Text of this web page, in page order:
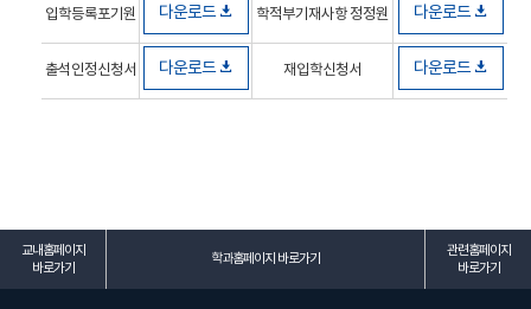
입학등록포기원 다운로드 학적부기재사항 정정원 다운로드
출석인정신청서 다운로드 재입학신청서 다운로드
교내홈페이지
바로가기
학과홈페이지 바로가기
관련홈페이지
바로가기